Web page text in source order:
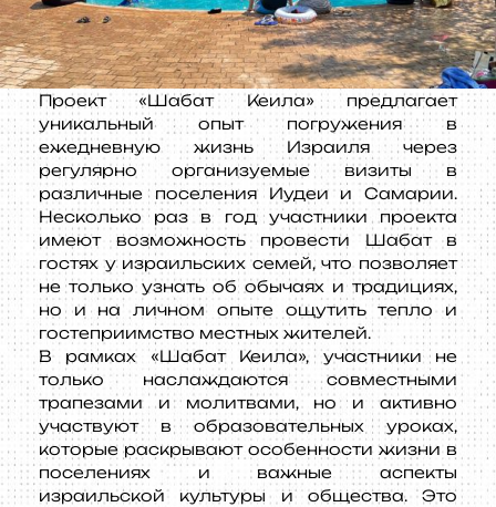
Проект «Шабат Кеила» предлагает
уникальный опыт погружения в
ежедневную жизнь Израиля через
регулярно организуемые визиты в
различные поселения Иудеи и Самарии.
Несколько раз в год участники проекта
имеют возможность провести Шабат в
гостях у израильских семей, что позволяет
не только узнать об обычаях и традициях,
но и на личном опыте ощутить тепло и
гостеприимство местных жителей.
В рамках «Шабат Кеила», участники не
только наслаждаются совместными
трапезами и молитвами, но и активно
участвуют в образовательных уроках,
которые раскрывают особенности жизни в
поселениях и важные аспекты
израильской культуры и общества. Это